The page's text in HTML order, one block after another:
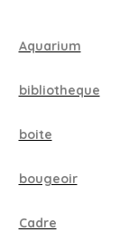
Aquarium
bibliotheque
boite
bougeoir
Cadre